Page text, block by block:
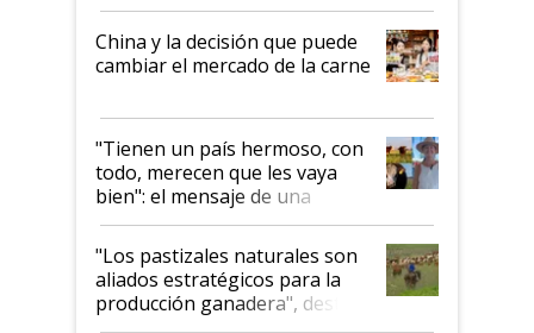
China y la decisión que puede
cambiar el mercado de la carne
"Tienen un país hermoso, con
todo, merecen que les vaya
bien": el mensaje de una
ganadera uruguaya sobre las
oportunidades que se abren
para el agro en Argentina, con
foco en la carne
"Los pastizales naturales son
aliados estratégicos para la
producción ganadera", destaca
la iniciativa que ya reúne a 46